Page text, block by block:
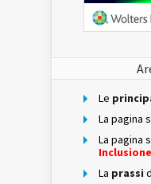
Le
La pagina
La pagina
Inclusione
La prassi